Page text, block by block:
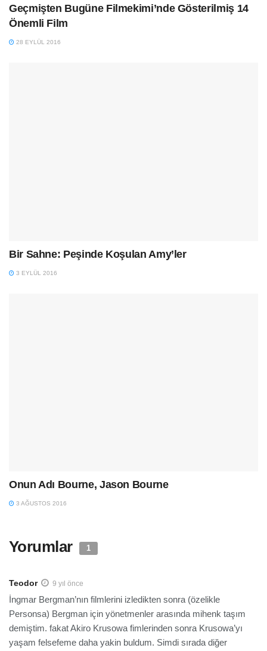
Geçmişten Bugüne Filmekimi’nde Gösterilmiş 14
Önemli Film
28 EYLÜL 2016
Bir Sahne: Peşinde Koşulan Amy’ler
3 EYLÜL 2016
Onun Adı Bourne, Jason Bourne
3 AĞUSTOS 2016
Yorumlar 1
Teodor 9 yıl önce
İngmar Bergman’nın filmlerini izledikten sonra (özelikle
Personsa) Bergman için yönetmenler arasında mihenk taşım
demiştim. fakat Akiro Krusowa fimlerinden sonra Krusowa’yı
yaşam felsefeme daha yakin buldum. Simdi sırada diğer